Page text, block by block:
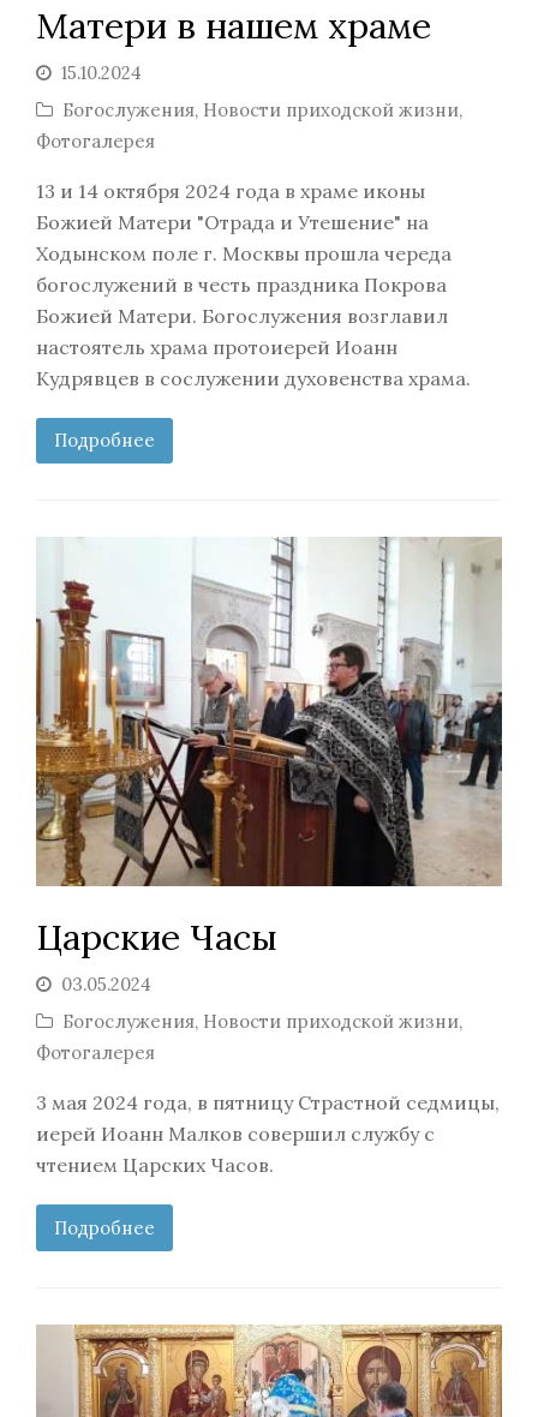
Матери в нашем храме
15.10.2024
Богослужения, Новости приходской жизни,
Фотогалерея
13 и 14 октября 2024 года в храме иконы
Божией Матери "Отрада и Утешение" на
Ходынском поле г. Москвы прошла череда
богослужений в честь праздника Покрова
Божией Матери. Богослужения возглавил
настоятель храма протоиерей Иоанн
Кудрявцев в сослужении духовенства храма.
Подробнее
Царские Часы
03.05.2024
Богослужения, Новости приходской жизни,
Фотогалерея
3 мая 2024 года, в пятницу Страстной седмицы,
иерей Иоанн Малков совершил службу с
чтением Царских Часов.
Подробнее